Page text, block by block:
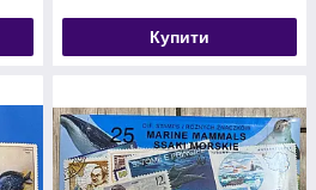
Купити